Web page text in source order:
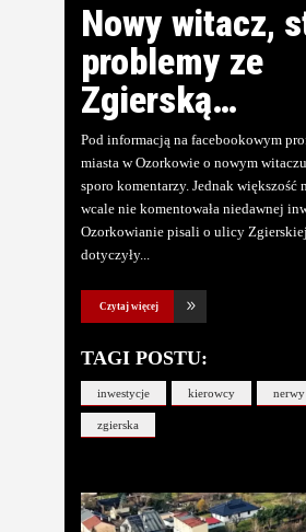
Nowy witacz,
problemy ze
Zgierską…
Pod informacją na facebookowym
miasta w Ozorkowie o nowym
sporo komentarzy. Jednak większość
wcale nie komentowała niedawnej
Ozorkowianie pisali o ulicy
dotyczyły
Czytaj więcej
TAGI POSTU:
inwestycje kierowcy nerwy
zgierska